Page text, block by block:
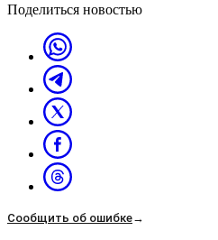
Поделиться новостью
Сообщить об ошибке→